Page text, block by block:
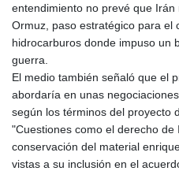
entendimiento no prevé que
Ormuz, paso estratégico para el
hidrocarburos donde impuso un
guerra.
El medio también señaló que el
abordaría en unas
según los términos del proyecto
"Cuestiones como el derecho
conservación del material
vistas a su inclusión en el